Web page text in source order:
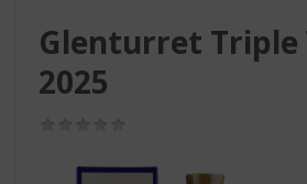
Glenturret Triple
2025